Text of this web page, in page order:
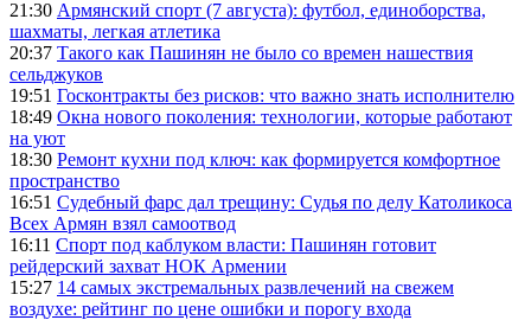
21:30 Армянский спорт (7 августа): футбол, единоборства,
шахматы, легкая атлетика
20:37 Такого как Пашинян не было со времен нашествия
сельджуков
19:51 Госконтракты без рисков: что важно знать исполнителю
18:49 Окна нового поколения: технологии, которые работают
на уют
18:30 Ремонт кухни под ключ: как формируется комфортное
пространство
16:51 Судебный фарс дал трещину: Судья по делу Католикоса
Всех Армян взял самоотвод
16:11 Спорт под каблуком власти: Пашинян готовит
рейдерский захват НОК Армении
15:27 14 самых экстремальных развлечений на свежем
воздухе: рейтинг по цене ошибки и порогу входа